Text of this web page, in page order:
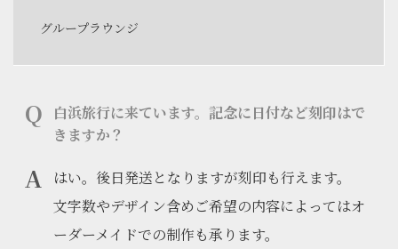
グループラウンジ
白浜旅行に来ています。記念に日付など刻印はで
きますか？
はい。後日発送となりますが刻印も行えます。
文字数やデザイン含めご希望の内容によってはオ
ーダーメイドでの制作も承ります。